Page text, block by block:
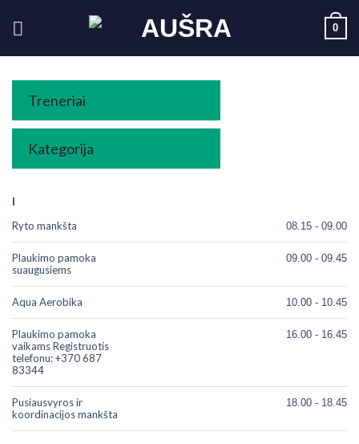
0
Treneriai
Kategorija
I
Ryto mankšta 08.15 - 09.00
Plaukimo pamoka
suaugusiems
09.00 - 09.45
Aqua Aerobika 10.00 - 10.45
Plaukimo pamoka
vaikams Registruotis
telefonu: +370 687
83344
16.00 - 16.45
Pusiausvyros ir
koordinacijos mankšta
18.00 - 18.45